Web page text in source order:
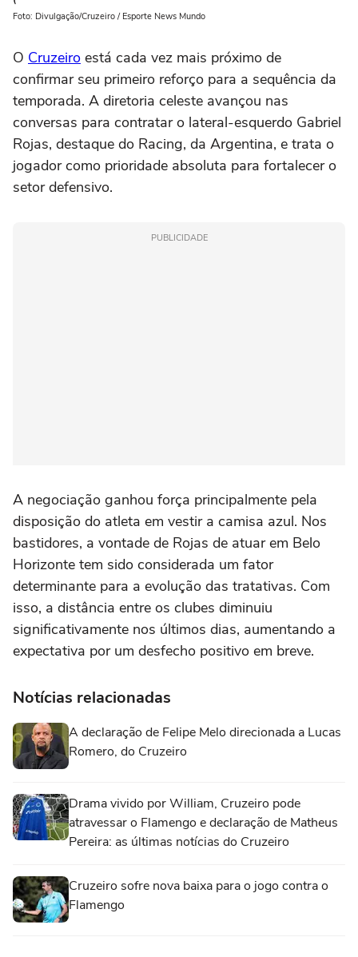
Foto: Divulgação/Cruzeiro / Esporte News Mundo
O Cruzeiro está cada vez mais próximo de
confirmar seu primeiro reforço para a sequência da
temporada. A diretoria celeste avançou nas
conversas para contratar o lateral-esquerdo Gabriel
Rojas, destaque do Racing, da Argentina, e trata o
jogador como prioridade absoluta para fortalecer o
setor defensivo.
PUBLICIDADE
A negociação ganhou força principalmente pela
disposição do atleta em vestir a camisa azul. Nos
bastidores, a vontade de Rojas de atuar em Belo
Horizonte tem sido considerada um fator
determinante para a evolução das tratativas. Com
isso, a distância entre os clubes diminuiu
significativamente nos últimos dias, aumentando a
expectativa por um desfecho positivo em breve.
Notícias relacionadas
A declaração de Felipe Melo direcionada a Lucas
Romero, do Cruzeiro
Drama vivido por William, Cruzeiro pode
atravessar o Flamengo e declaração de Matheus
Pereira: as últimas notícias do Cruzeiro
Cruzeiro sofre nova baixa para o jogo contra o
Flamengo